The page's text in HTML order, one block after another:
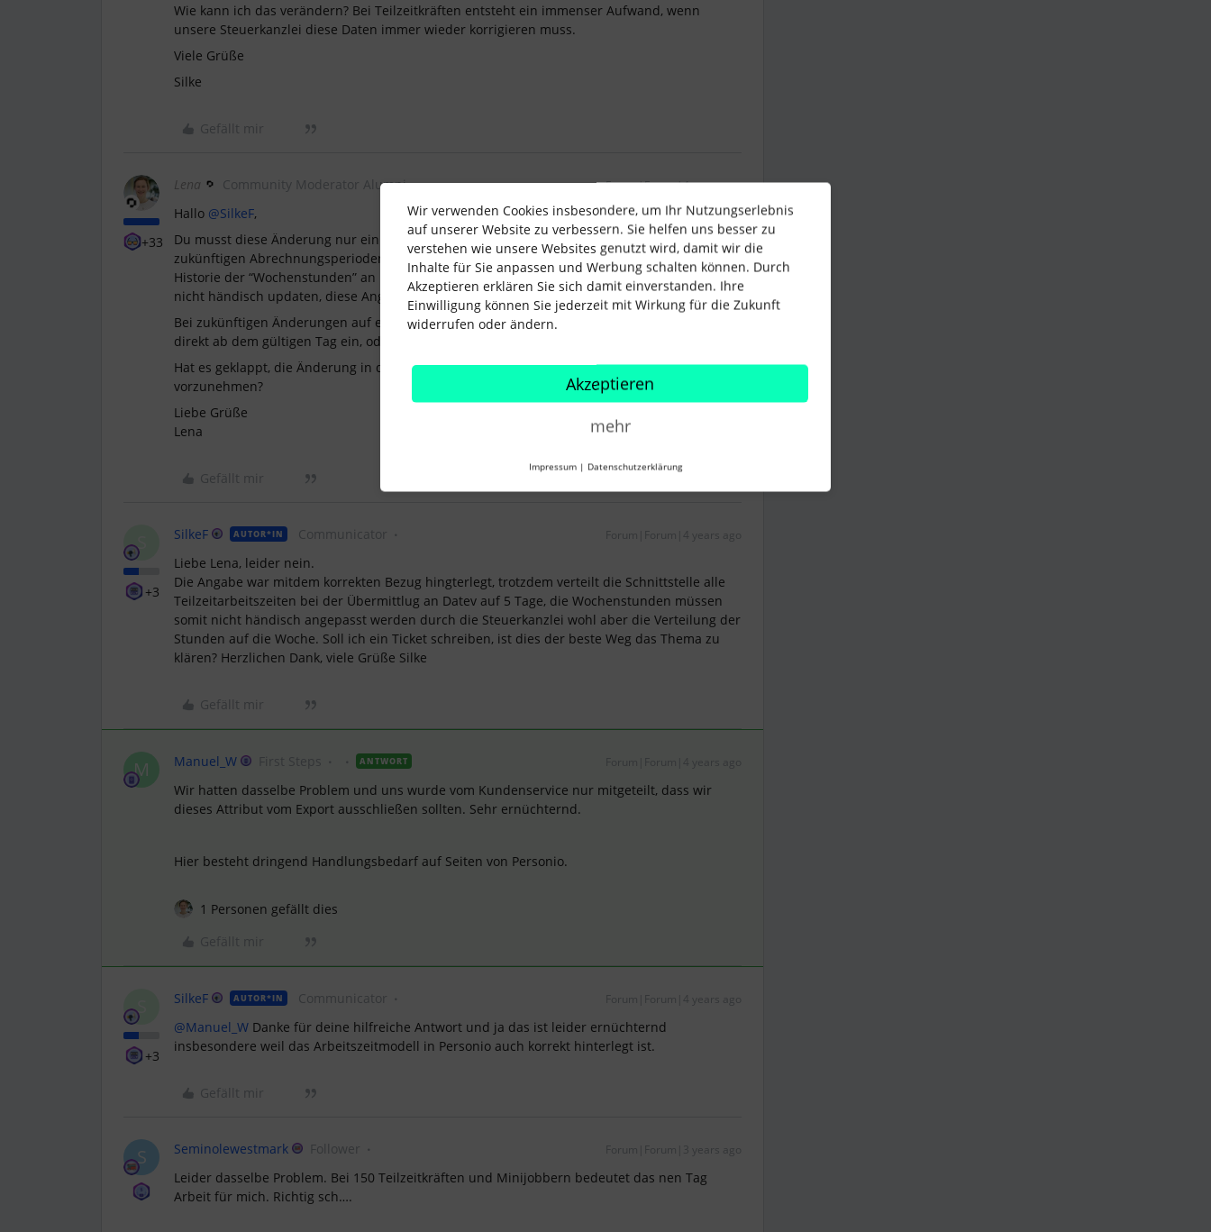
Wie kann ich das verändern? Bei Teilzeitkräften entsteht ein immenser Aufwand, wenn
unsere Steuerkanzlei diese Daten immer wieder korrigieren muss.
Viele Grüße
Silke
Gefällt mir
+33
Lena Community Moderator Alumni Forum|Forum|4 years ago
Hallo @SilkeF,
Du musst diese Änderung nur einmal für das betroffene Profil vornehmen. Für die
zukünftigen Abrechnungsperioden wird dann weiterhin immer die oberste Zeile in der
Historie der “Wochenstunden” an Datev übertragen. Eure Steuerkanzlei muss dies daher
nicht händisch updaten, diese Angabe passiert automatisch.
Bei zukünftigen Änderungen auf ein Teilzeitmodell oder Neuanstellungen trägst Du das
direkt ab dem gültigen Tag ein, oder terminierst die Umstellung der Wochenstunden.
Hat es geklappt, die Änderung in der Historie wie im letzten Kommentar beschrieben
vorzunehmen?
Liebe Grüße
Lena
Gefällt mir
S
+3
SilkeF AUTOR*IN Communicator Forum|Forum|4 years ago
Liebe Lena, leider nein.
Die Angabe war mitdem korrekten Bezug hingterlegt, trotzdem verteilt die Schnittstelle alle
Teilzeitarbeitszeiten bei der Übermittlug an Datev auf 5 Tage, die Wochenstunden müssen
somit nicht händisch angepasst werden durch die Steuerkanzlei wohl aber die Verteilung der
Stunden auf die Woche. Soll ich ein Ticket schreiben, ist dies der beste Weg das Thema zu
klären? Herzlichen Dank, viele Grüße Silke
Gefällt mir
M Manuel_W ANTWORT
Wir hatten dasselbe Problem und uns wurde vom Kundenservice nur mitgeteilt, dass wir
dieses Attribut vom Export ausschließen sollten. Sehr ernüchternd.
Hier besteht dringend Handlungsbedarf auf Seiten von Personio.
1 Personen gefällt dies
S
+3
SilkeF AUTOR*IN Communicator Forum|Forum|4 years ago
@Manuel_W Danke für deine hilfreiche Antwort und ja das ist leider ernüchternd
insbesondere weil das Arbeitszeitmodell in Personio auch korrekt hinterlegt ist.
Gefällt mir
S Seminolewestmark Follower Forum|Forum|3 years ago
Leider dasselbe Problem. Bei 150 Teilzeitkräften und Minijobbern bedeutet das nen Tag
Arbeit für mich. Richtig sch….
Wir verwenden Cookies insbesondere, um Ihr Nutzungserlebnis
auf unserer Website zu verbessern. Sie helfen uns besser zu
verstehen wie unsere Websites genutzt wird, damit wir die
Inhalte für Sie anpassen und Werbung schalten können. Durch
Akzeptieren erklären Sie sich damit einverstanden. Ihre
Einwilligung können Sie jederzeit mit Wirkung für die Zukunft
widerrufen oder ändern.
Akzeptieren
mehr
Impressum | Datenschutzerklärung